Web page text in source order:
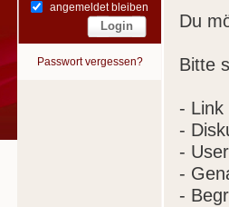
angemeldet bleiben
Passwort vergessen?
Du
Bitte
- Link
-
-
-
-